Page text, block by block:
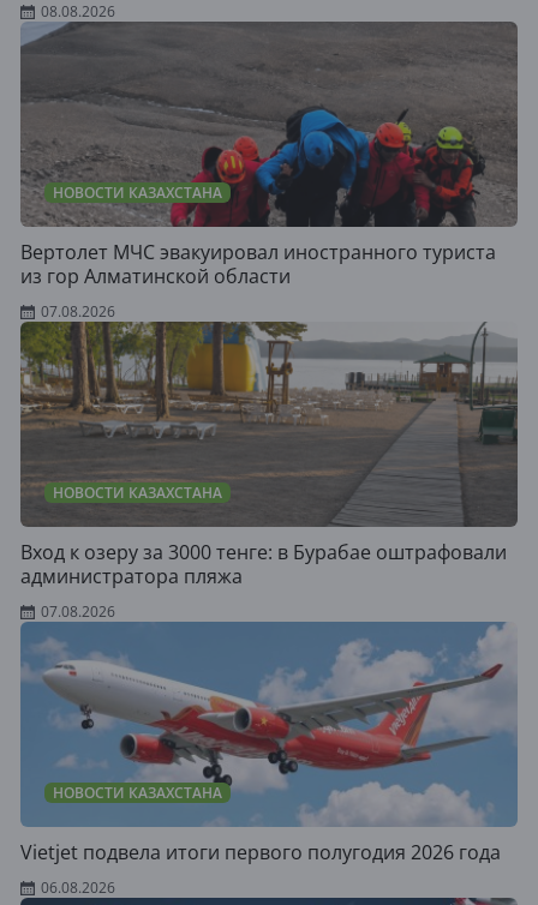
08.08.2026
НОВОСТИ КАЗАХСТАНА
Вертолет МЧС эвакуировал иностранного туриста
из гор Алматинской области
07.08.2026
НОВОСТИ КАЗАХСТАНА
Вход к озеру за 3000 тенге: в Бурабае оштрафовали
администратора пляжа
07.08.2026
НОВОСТИ КАЗАХСТАНА
Vietjet подвела итоги первого полугодия 2026 года
06.08.2026